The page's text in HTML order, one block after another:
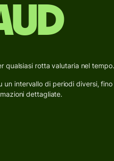
qualsiasi rotta valutaria nel tempo.
intervallo di periodi diversi, fino
dettagliate.